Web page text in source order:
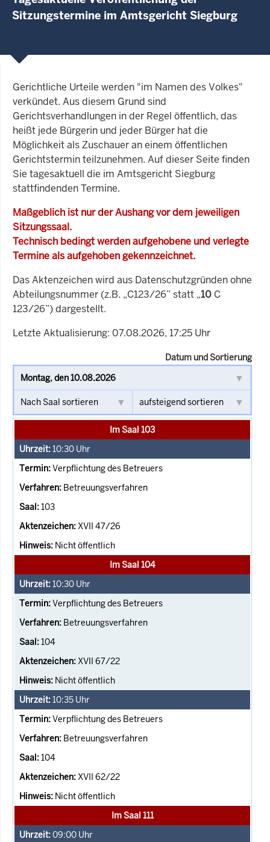
Sitzungstermine im Amtsgericht Siegburg
Gerichtliche Urteile werden "im Namen des Volkes"
verkündet. Aus diesem Grund sind
Gerichtsverhandlungen in der Regel öffentlich, das
heißt jede Bürgerin und jeder Bürger hat die
Möglichkeit als Zuschauer an einem öffentlichen
Gerichtstermin teilzunehmen. Auf dieser Seite finden
Sie tagesaktuell die im Amtsgericht Siegburg
stattfindenden Termine.
Maßgeblich ist nur der Aushang vor dem jeweiligen
Sitzungssaal.
Technisch bedingt werden aufgehobene und verlegte
Termine als aufgehoben gekennzeichnet.
Das Aktenzeichen wird aus Datenschutzgründen ohne
Abteilungsnummer (z.B. „C123/26” statt „10 C
123/26”) dargestellt.
Letzte Aktualisierung: 07.08.2026, 17:25 Uhr
Datum und Sortierung
Im Saal 103
10:30 Uhr
Verpflichtung des Betreuers
Betreuungsverfahren
103
XVII 47/26
Nicht öffentlich
Im Saal 104
10:30 Uhr
Verpflichtung des Betreuers
Betreuungsverfahren
104
XVII 67/22
Nicht öffentlich
10:35 Uhr
Verpflichtung des Betreuers
Betreuungsverfahren
104
XVII 62/22
Nicht öffentlich
Im Saal 111
09:00 Uhr